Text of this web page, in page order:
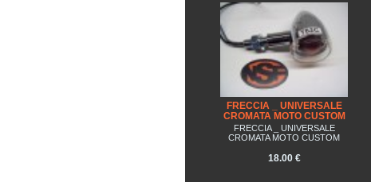
FRECCIA _ UNIVERSALE
CROMATA MOTO CUSTOM
FRECCIA _ UNIVERSALE
CROMATA MOTO CUSTOM
18.00 €